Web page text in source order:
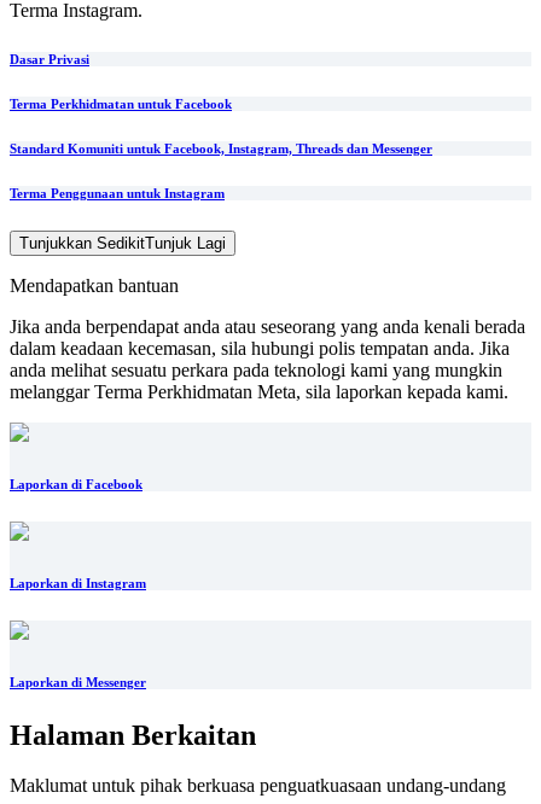
Terma Instagram.
Dasar Privasi
Terma Perkhidmatan untuk Facebook
Standard Komuniti untuk Facebook, Instagram, Threads dan Messenger
Terma Penggunaan untuk Instagram
Tunjukkan SedikitTunjuk Lagi
Mendapatkan bantuan
Jika anda berpendapat anda atau seseorang yang anda kenali berada
dalam keadaan kecemasan, sila hubungi polis tempatan anda. Jika
anda melihat sesuatu perkara pada teknologi kami yang mungkin
melanggar Terma Perkhidmatan Meta, sila laporkan kepada kami.
Laporkan di Facebook
Laporkan di Instagram
Laporkan di Messenger
Halaman Berkaitan
Maklumat untuk pihak berkuasa penguatkuasaan undang-undang